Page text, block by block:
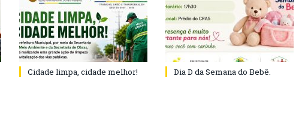
Cidade limpa, cidade melhor! Dia D da Semana do Bebê.